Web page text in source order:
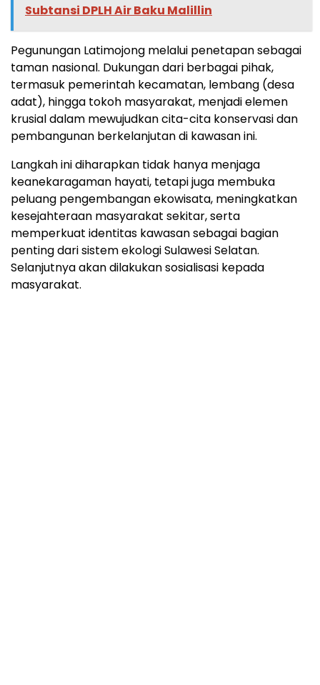
Subtansi DPLH Air Baku Malillin
Pegunungan Latimojong melalui penetapan sebagai
taman nasional. Dukungan dari berbagai pihak,
termasuk pemerintah kecamatan, lembang (desa
adat), hingga tokoh masyarakat, menjadi elemen
krusial dalam mewujudkan cita-cita konservasi dan
pembangunan berkelanjutan di kawasan ini.
Langkah ini diharapkan tidak hanya menjaga
keanekaragaman hayati, tetapi juga membuka
peluang pengembangan ekowisata, meningkatkan
kesejahteraan masyarakat sekitar, serta
memperkuat identitas kawasan sebagai bagian
penting dari sistem ekologi Sulawesi Selatan.
Selanjutnya akan dilakukan sosialisasi kepada
masyarakat.